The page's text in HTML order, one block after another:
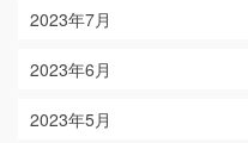
2023年7月
2023年6月
2023年5月